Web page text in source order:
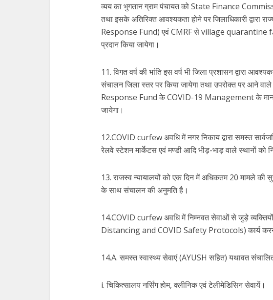
व्यय का भुगतान ग्राम पंचायत को State Finance
तथा इसके अतिरिक्त आवश्यकता होने पर जिलाधिकारी द्वारा
Response Fund) एवं CMRF से village quarantine
प्रदान किया जायेगा।
11. विगत वर्ष की भांति इस वर्ष भी जिला प्रशासन द्वारा
संचालन जिला स्तर पर किया जायेगा तथा उपरोक्त पर आने
Response Fund के COVID-19 Management के
जायेगा।
12.COVID curfew अवधि में नगर निकाय द्वारा समस्त
रेलवे स्टेशन मार्केटस एवं मण्डी आदि भीड़-भाड़ वाले स्थानों को
13. राजस्व न्यायालयों को एक दिन में अधिकतम 20 मामले
के साथ संचालन की अनुमति है।
14.COVID curfew अवधि में निम्नवत सेवाओं से जुड़े
Distancing and COVID Safety Protocols) कार्य करने
14.A. समस्त स्वास्थ्य सेवाएं (AYUSH सहित) यथावत
i. चिकित्सालय नर्सिंग होम, क्लीनिक एवं टेलीमेडिसिन सेवायें।